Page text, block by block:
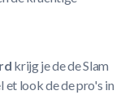
krijg je de de Slam
et look de de pro's in